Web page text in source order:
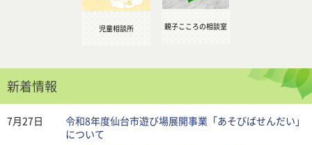
児童相談所 親子こころの相談室
新着情報
7月27日
令和8年度仙台市遊び場展開事業「あそびばせんだい」
について